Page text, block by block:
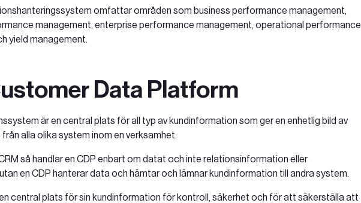
omfattar områden som business performance management,
management, enterprise performance management, operational performance
yield management.‍
Data Platform
är en central plats för all typ av kundinformation som ger en enhetlig bild av
från alla olika system inom en verksamhet.
så handlar en CDP enbart om datat och inte relationsinformation eller
en CDP hanterar data och hämtar och lämnar kundinformation till andra system.
central plats för sin kundinformation för kontroll, säkerhet och för att säkerställa att